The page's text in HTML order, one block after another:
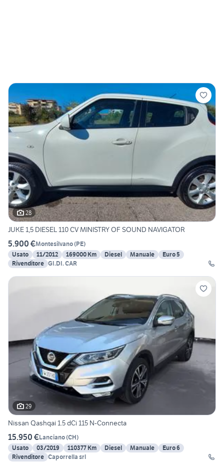
28
JUKE 1,5 DIESEL 110 CV MINISTRY OF SOUND NAVIGATOR
5.900 €Montesilvano(PE)
Usato
11/2012 169000 Km Diesel Manuale
Euro 5
Rivenditore GI.DI. CAR
29
Nissan Qashqai 1.5 dCi 115 N-Connecta
15.950 €Lanciano(CH)
Usato
03/2019 110377 Km Diesel Manuale
Euro 6
Rivenditore Caporrella srl